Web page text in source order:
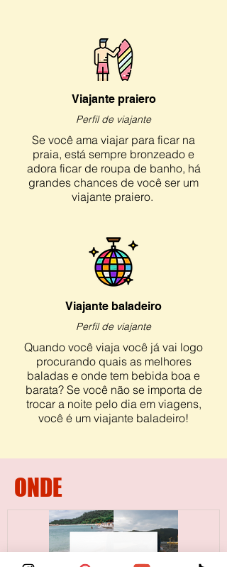
Viajante praiero
Perfil de viajante
Se você ama viajar para ficar na
praia, está sempre bronzeado e
adora ficar de roupa de banho, há
grandes chances de você ser um
viajante praiero.
Viajante baladeiro
Perfil de viajante
Quando você viaja você já vai logo
procurando quais as melhores
baladas e onde tem bebida boa e
barata? Se você não se importa de
trocar a noite pelo dia em viagens,
você é um viajante baladeiro!
ONDE